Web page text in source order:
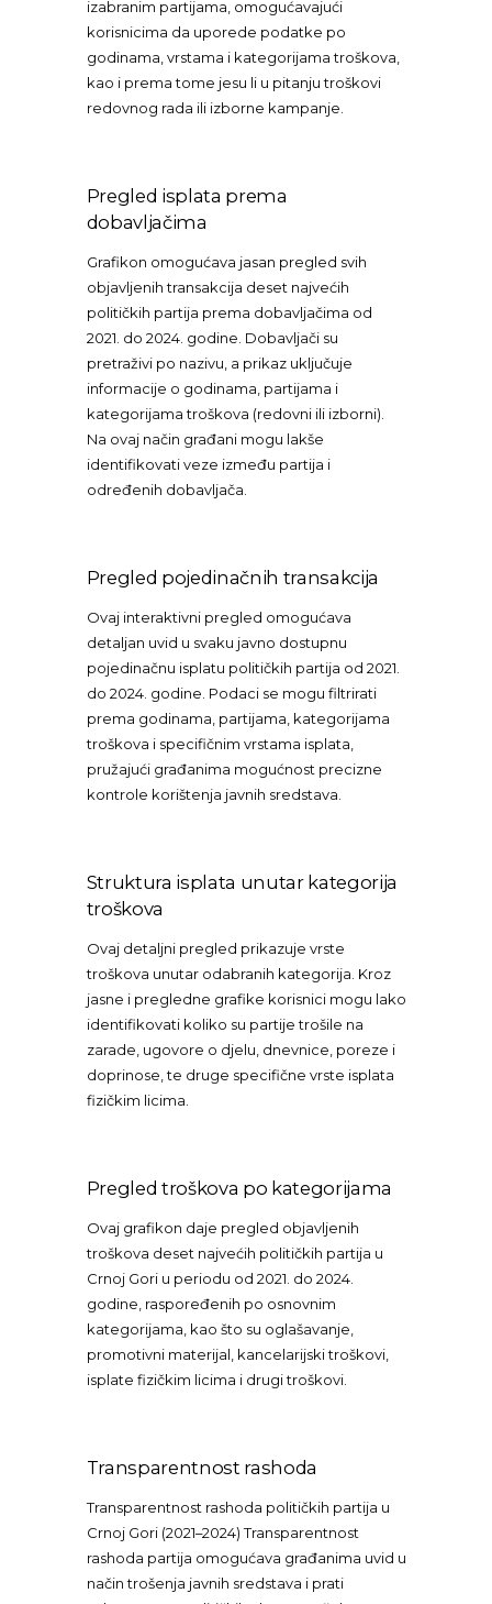
izabranim partijama, omogućavajući
korisnicima da uporede podatke po
godinama, vrstama i kategorijama troškova,
kao i prema tome jesu li u pitanju troškovi
redovnog rada ili izborne kampanje.
Pregled isplata prema
dobavljačima
Grafikon omogućava jasan pregled svih
objavljenih transakcija deset najvećih
političkih partija prema dobavljačima od
2021. do 2024. godine. Dobavljači su
pretraživi po nazivu, a prikaz uključuje
informacije o godinama, partijama i
kategorijama troškova (redovni ili izborni).
Na ovaj način građani mogu lakše
identifikovati veze između partija i
određenih dobavljača.
Pregled pojedinačnih transakcija
Ovaj interaktivni pregled omogućava
detaljan uvid u svaku javno dostupnu
pojedinačnu isplatu političkih partija od 2021.
do 2024. godine. Podaci se mogu filtrirati
prema godinama, partijama, kategorijama
troškova i specifičnim vrstama isplata,
pružajući građanima mogućnost precizne
kontrole korištenja javnih sredstava.
Struktura isplata unutar kategorija
troškova
Ovaj detaljni pregled prikazuje vrste
troškova unutar odabranih kategorija. Kroz
jasne i pregledne grafike korisnici mogu lako
identifikovati koliko su partije trošile na
zarade, ugovore o djelu, dnevnice, poreze i
doprinose, te druge specifične vrste isplata
fizičkim licima.
Pregled troškova po kategorijama
Ovaj grafikon daje pregled objavljenih
troškova deset najvećih političkih partija u
Crnoj Gori u periodu od 2021. do 2024.
godine, raspoređenih po osnovnim
kategorijama, kao što su oglašavanje,
promotivni materijal, kancelarijski troškovi,
isplate fizičkim licima i drugi troškovi.
Transparentnost rashoda
Transparentnost rashoda političkih partija u
Crnoj Gori (2021–2024) Transparentnost
rashoda partija omogućava građanima uvid u
način trošenja javnih sredstava i prati